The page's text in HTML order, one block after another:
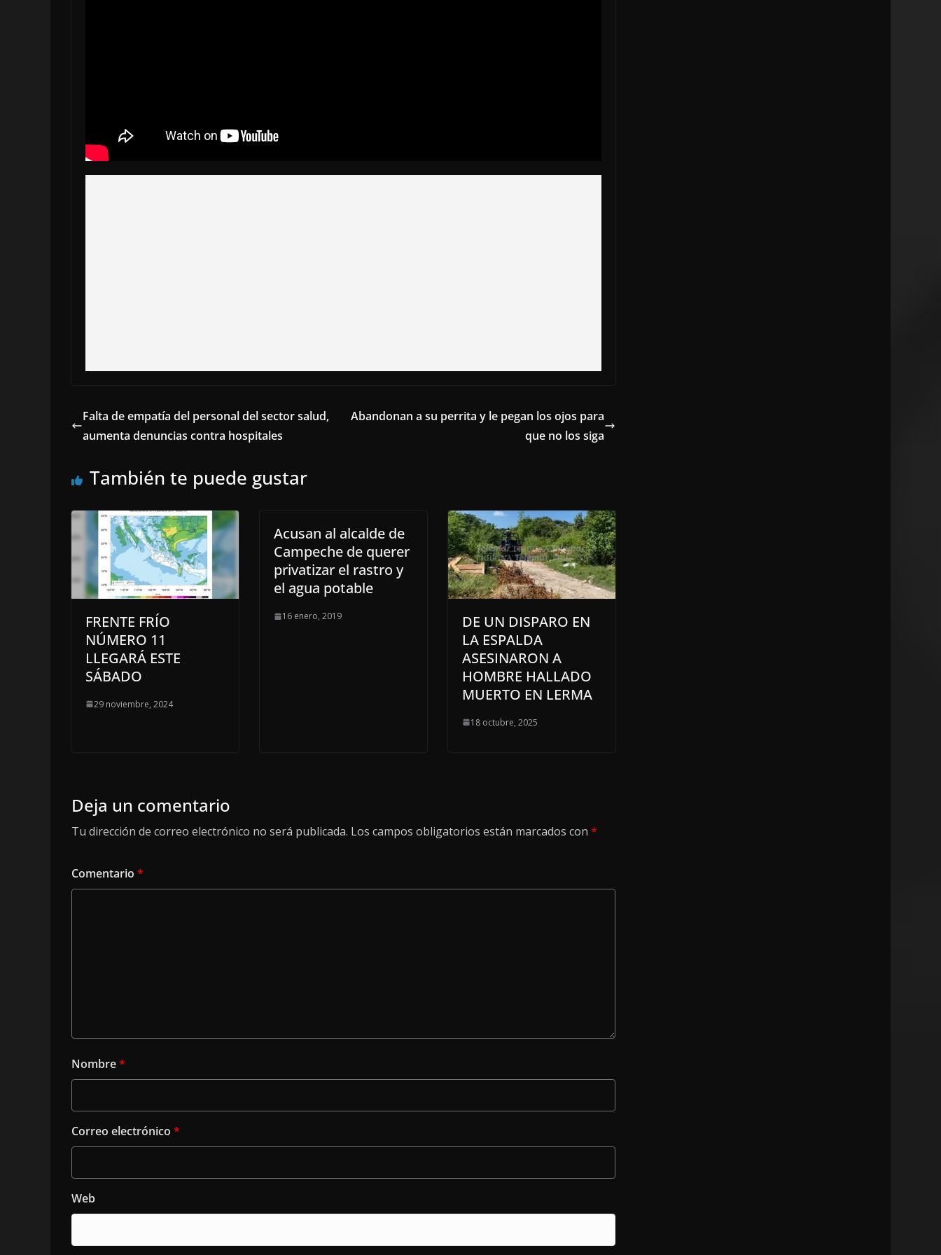
Falta de empatía del personal del sector salud,
aumenta denuncias contra hospitales
Abandonan a su perrita y le pegan los ojos para
que no los siga
También te puede gustar
FRENTE FRÍO
NÚMERO 11
LLEGARÁ ESTE
SÁBADO
29 noviembre, 2024
Acusan al alcalde de
Campeche de querer
privatizar el rastro y
el agua potable
16 enero, 2019
DE UN DISPARO EN
LA ESPALDA
ASESINARON A
HOMBRE HALLADO
MUERTO EN LERMA
18 octubre, 2025
Deja un comentario
Tu dirección de correo electrónico no será publicada. Los campos obligatorios están marcados con *
Comentario *
Nombre*
Correo electrónico *
Web